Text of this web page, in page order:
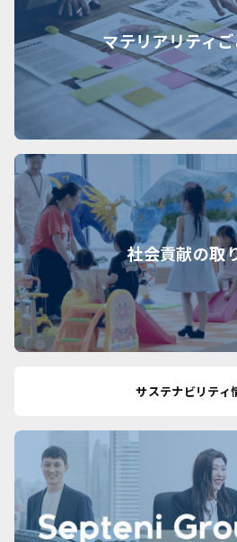
マテリアリティ
社会貢献の取
サステナビリティ